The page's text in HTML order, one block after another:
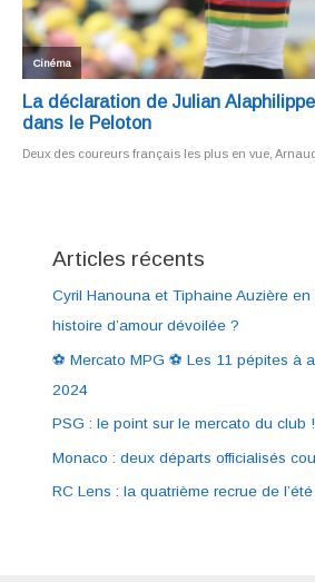
Articles récents
Cyril Hanouna et Tiphaine Auzière
histoire d’amour dévoilée ?
⚽ Mercato MPG ⚽ Les 11 pépites à
2024
PSG : le point sur le mercato du club !
Monaco : deux départs officialisés
RC Lens : la quatrième recrue de